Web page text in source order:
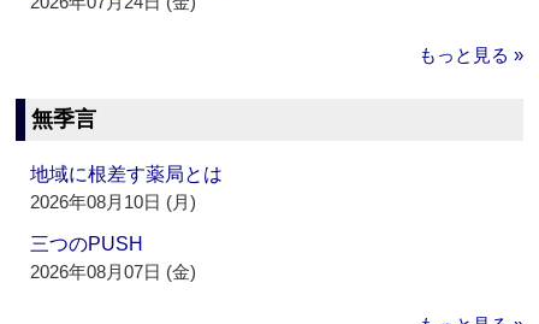
もっと見る »
無季言
地域に根差す薬局とは
2026年08月10日 (月)
三つのPUSH
2026年08月07日 (金)